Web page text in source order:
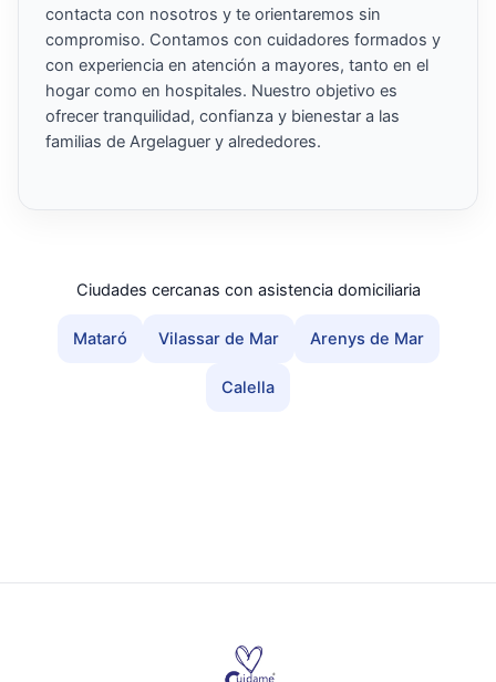
contacta con nosotros y te orientaremos sin
compromiso. Contamos con cuidadores formados y
con experiencia en atención a mayores, tanto en el
hogar como en hospitales. Nuestro objetivo es
ofrecer tranquilidad, confianza y bienestar a las
familias de Argelaguer y alrededores.
Ciudades cercanas con asistencia domiciliaria
Mataró Vilassar de Mar Arenys de Mar
Calella